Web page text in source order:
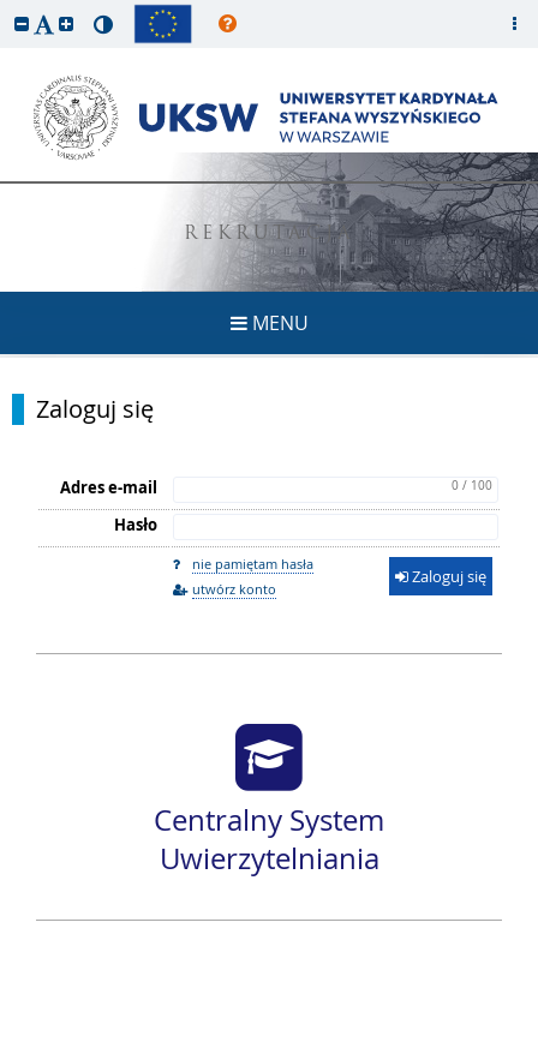
REKRUTACJA
MENU
Zaloguj się
Adres e-mail 0 / 100
Hasło
nie pamiętam hasła
utwórz konto
Zaloguj się
Centralny System
Uwierzytelniania